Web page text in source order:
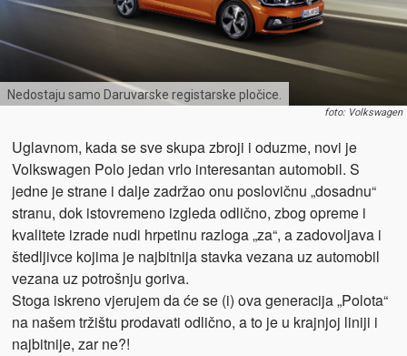
Nedostaju samo Daruvarske registarske pločice.
foto: Volkswagen
Uglavnom, kada se sve skupa zbroji i oduzme, novi je
Volkswagen Polo jedan vrlo interesantan automobil. S
jedne je strane i dalje zadržao onu poslovičnu „dosadnu“
stranu, dok istovremeno izgleda odlično, zbog opreme i
kvalitete izrade nudi hrpetinu razloga „za“, a zadovoljava i
štedljivce kojima je najbitnija stavka vezana uz automobil
vezana uz potrošnju goriva.
Stoga iskreno vjerujem da će se (i) ova generacija „Polota“
na našem tržištu prodavati odlično, a to je u krajnjoj liniji i
najbitnije, zar ne?!